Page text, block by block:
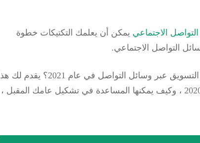
الاجتماعي يمكن أن يعلمك التكتيكات خطوة
التواصل الاجتماعي.
هل تتطلع إلى استراتيجية تسويقية لتطوير لعبة التسويق عبر وسائل التواصل في عام 2021؟ يقدم لك هذا
الدليل 10 احصائيات مواقع التواصل الاجتماعي 2020 ، وكيف يمكنها المساعدة في تشكيل عامك المقبل ،